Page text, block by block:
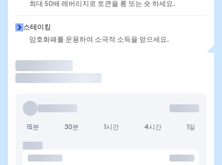
최대 50배 레버리지로 토큰을 롱 또는 숏 하세요.
스테이킹
암호화폐를 운용하여 소극적 소득을 얻으세요.
15분 30분 1시간 4시간 1일